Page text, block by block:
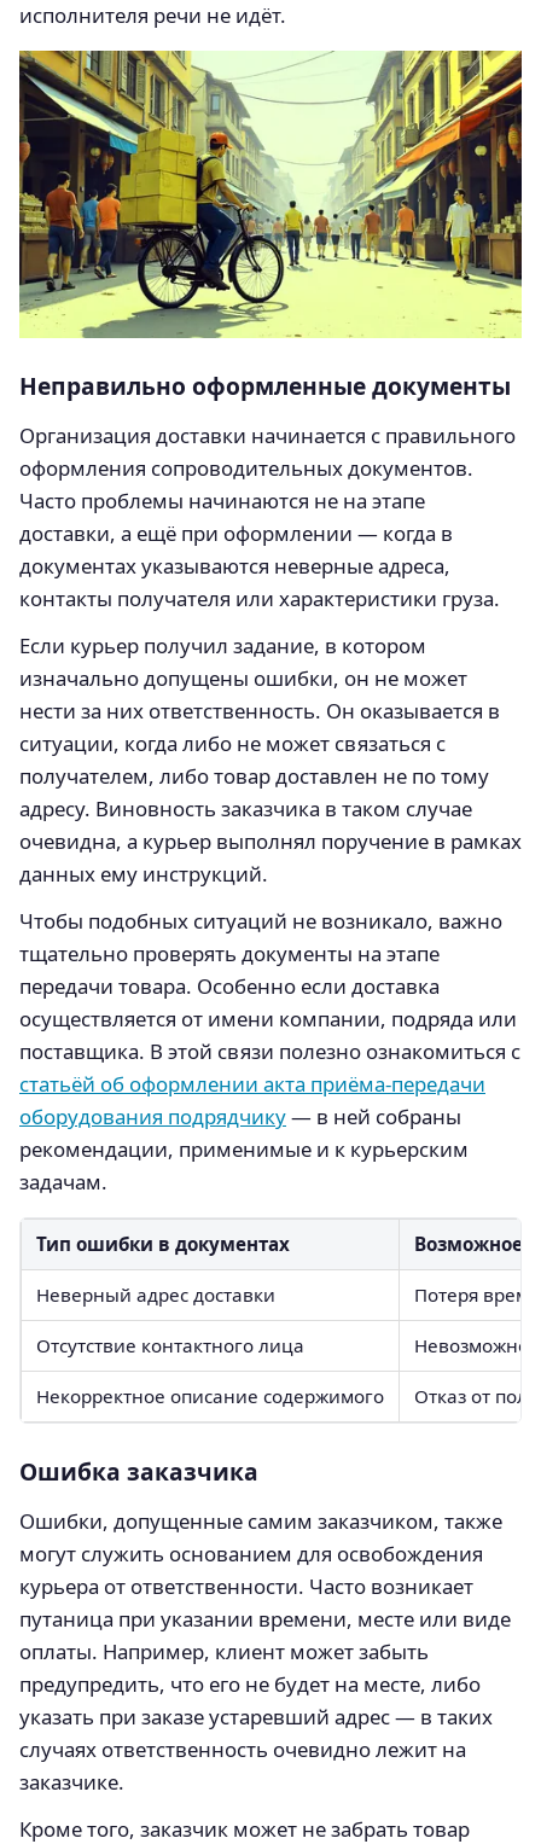
исполнителя речи не идёт.
Неправильно оформленные документы
Организация доставки начинается с правильного
оформления сопроводительных документов.
Часто проблемы начинаются не на этапе
доставки, а ещё при оформлении — когда в
документах указываются неверные адреса,
контакты получателя или характеристики груза.
Если курьер получил задание, в котором
изначально допущены ошибки, он не может
нести за них ответственность. Он оказывается в
ситуации, когда либо не может связаться с
получателем, либо товар доставлен не по тому
адресу. Виновность заказчика в таком случае
очевидна, а курьер выполнял поручение в рамках
данных ему инструкций.
Чтобы подобных ситуаций не возникало, важно
тщательно проверять документы на этапе
передачи товара. Особенно если доставка
осуществляется от имени компании, подряда или
поставщика. В этой связи полезно ознакомиться с
статьёй об оформлении акта приёма-передачи
оборудования подрядчику— в ней собраны
рекомендации, применимые и к курьерским
задачам.
Тип ошибки в документах Возможное
Неверный адрес доставки Потеря
Отсутствие контактного лица
Некорректное описание содержимого Отказ от
Ошибка заказчика
Ошибки, допущенные самим заказчиком, также
могут служить основанием для освобождения
курьера от ответственности. Часто возникает
путаница при указании времени, месте или виде
оплаты. Например, клиент может забыть
предупредить, что его не будет на месте, либо
указать при заказе устаревший адрес — в таких
случаях ответственность очевидно лежит на
заказчике.
Кроме того, заказчик может не забрать товар